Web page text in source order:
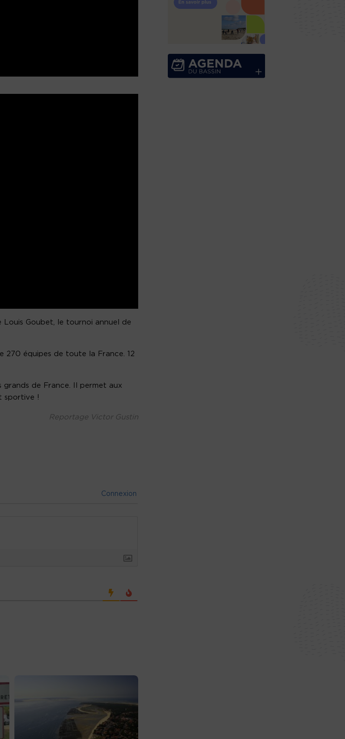
Goubet, le tournoi annuel de
270 équipes de toute la France. 12
de France. Il permet aux
sportive !
Reportage Victor Gustin
Connexion